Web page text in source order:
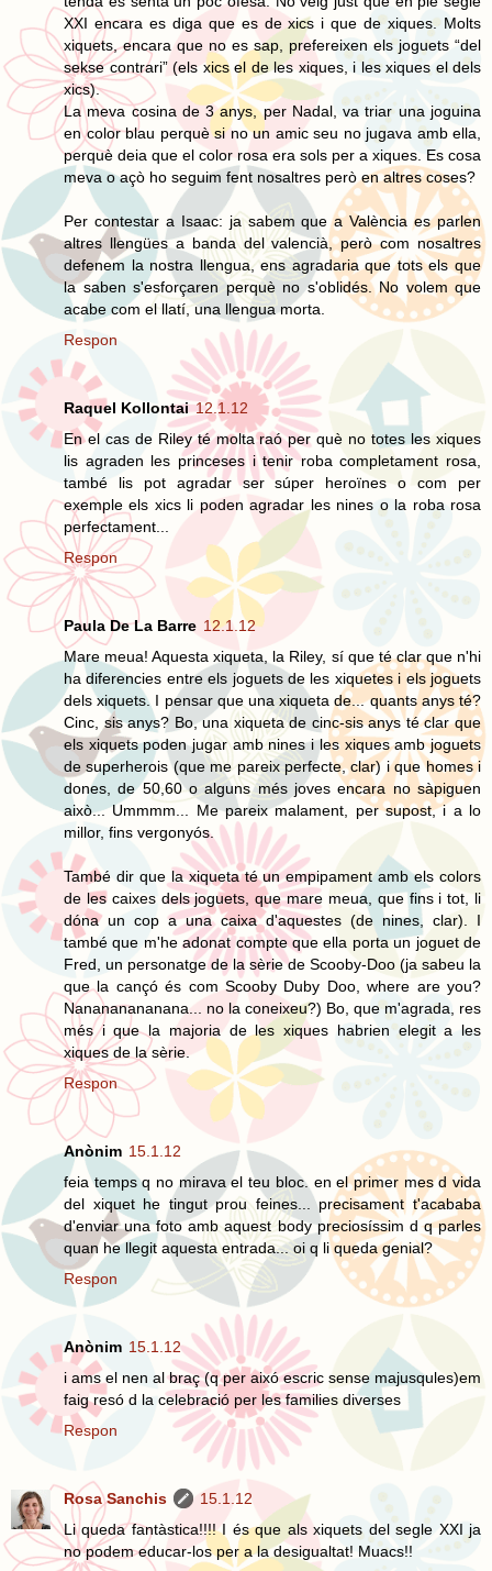
XXI encara es diga que es de xics i que de xiques. Molts
xiquets, encara que no es sap, prefereixen els joguets “del
sekse contrari” (els xics el de les xiques, i les xiques el dels
xics).
La meva cosina de 3 anys, per Nadal, va triar una joguina
en color blau perquè si no un amic seu no jugava amb ella,
perquè deia que el color rosa era sols per a xiques. Es cosa
meva o açò ho seguim fent nosaltres però en altres coses?
Per contestar a Isaac: ja sabem que a València es parlen
altres llengües a banda del valencià, però com nosaltres
defenem la nostra llengua, ens agradaria que tots els que
la saben s'esforçaren perquè no s'oblidés. No volem que
acabe com el llatí, una llengua morta.
Respon
Raquel Kollontai 12.1.12
En el cas de Riley té molta raó per què no totes les xiques
lis agraden les princeses i tenir roba completament rosa,
també lis pot agradar ser súper heroïnes o com per
exemple els xics li poden agradar les nines o la roba rosa
perfectament...
Respon
Paula De La Barre 12.1.12
Mare meua! Aquesta xiqueta, la Riley, sí que té clar que n'hi
ha diferencies entre els joguets de les xiquetes i els joguets
dels xiquets. I pensar que una xiqueta de... quants anys té?
Cinc, sis anys? Bo, una xiqueta de cinc-sis anys té clar que
els xiquets poden jugar amb nines i les xiques amb joguets
de superherois (que me pareix perfecte, clar) i que homes i
dones, de 50,60 o alguns més joves encara no sàpiguen
això... Ummmm... Me pareix malament, per supost, i a lo
millor, fins vergonyós.
També dir que la xiqueta té un empipament amb els colors
de les caixes dels joguets, que mare meua, que fins i tot, li
dóna un cop a una caixa d'aquestes (de nines, clar). I
també que m'he adonat compte que ella porta un joguet de
Fred, un personatge de la sèrie de Scooby-Doo (ja sabeu la
que la cançó és com Scooby Duby Doo, where are you?
Nanananananana... no la coneixeu?) Bo, que m'agrada, res
més i que la majoria de les xiques habrien elegit a les
xiques de la sèrie.
Respon
Anònim 15.1.12
feia temps q no mirava el teu bloc. en el primer mes d vida
del xiquet he tingut prou feines... precisament t'acababa
d'enviar una foto amb aquest body preciosíssim d q parles
quan he llegit aquesta entrada... oi q li queda genial?
Respon
Anònim 15.1.12
i ams el nen al braç (q per aixó escric sense majusqules)em
faig resó d la celebració per les families diverses
Respon
Rosa Sanchis
15.1.12
Li queda fantàstica!!!! I és que als xiquets del segle XXI ja
no podem educar-los per a la desigualtat! Muacs!!